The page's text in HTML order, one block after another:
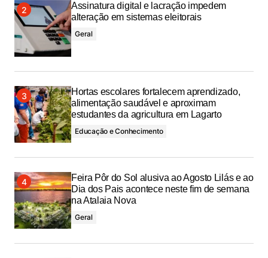
Assinatura digital e lacração impedem
alteração em sistemas eleitorais
Geral
Hortas escolares fortalecem aprendizado,
alimentação saudável e aproximam
estudantes da agricultura em Lagarto
Educação e Conhecimento
Feira Pôr do Sol alusiva ao Agosto Lilás e ao
Dia dos Pais acontece neste fim de semana
na Atalaia Nova
Geral